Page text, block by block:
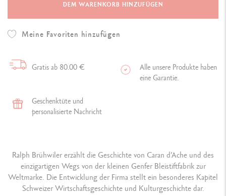
DEM WARENKORB HINZUFÜGEN
Meine Favoriten hinzufügen
Gratis ab 80.00 €
Alle unsere Produkte haben
eine Garantie.
Geschenktüte und
personalisierte Nachricht
Ralph Brühwiler erzählt die Geschichte von Caran d’Ache und des
einzigartigen Wegs von der kleinen Genfer Bleistiftfabrik zur
Weltmarke. Die Entwicklung der Firma stellt ein besonderes Kapitel
Schweizer Wirtschaftsgeschichte und Kulturgeschichte dar.